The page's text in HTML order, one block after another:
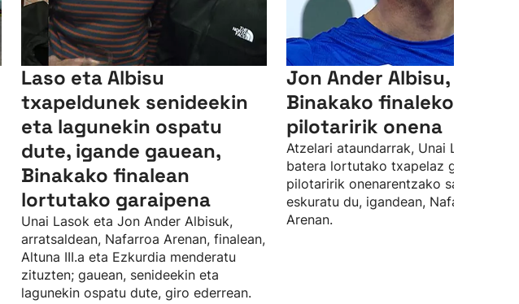
Laso eta Albisu
txapeldunek senideekin
eta lagunekin ospatu
dute, igande gauean,
Binakako finalean
lortutako garaipena
Unai Lasok eta Jon Ander Albisuk,
arratsaldean, Nafarroa Arenan, finalean,
Altuna III.a eta Ezkurdia menderatu
zituzten; gauean, senideekin eta
lagunekin ospatu dute, giro ederrean.
Jon Ander Albisu,
Binakako finaleko
pilotaririk onena
Atzelari ataundarrak, Unai Lasorekin
batera lortutako txapelaz gain,
pilotaririk onenarentzako saria ere
eskuratu du, igandean, Nafarroa
Arenan.